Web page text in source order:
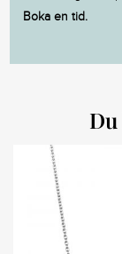
Boka en tid.